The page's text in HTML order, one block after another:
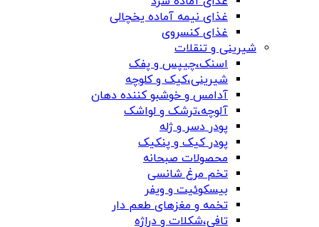
غذای نیمه آماده یخچالی
غذای کنسروی
شیرینی و تنقلات
اسنک،چیپس و پفک
شیرینی،کیک و کلوچه
آدامس و خوشبو کننده دهان
آلوچه،ترشک و لواشک
پودر دسر و ژله
پودر کیک و پنکیک
محصولات صبحانه
تخم مرغ شانسی
بیسکوئیت و ویفر
تخمه و مغزهای طعم دار
تافی،شکلات و دراژه